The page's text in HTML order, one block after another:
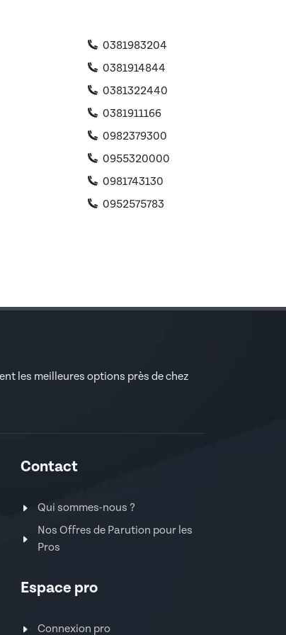
0381983204
0381914844
0381322440
0381911166
0982379300
0955320000
0981743130
0952575783
les meilleures options près de chez
Contact
Qui sommes-nous ?
Nos Offres de Parution pour les
Pros
Espace pro
Connexion pro